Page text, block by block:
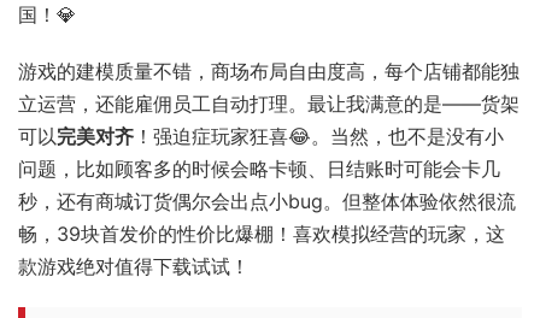
国！💎
游戏的建模质量不错，商场布局自由度高，每个店铺都能独
立运营，还能雇佣员工自动打理。最让我满意的是——货架
可以完美对齐 ！强迫症玩家狂喜😂。当然，也不是没有小
问题，比如顾客多的时候会略卡顿、日结账时可能会卡几
秒，还有商城订货偶尔会出点小bug。但整体体验依然很流
畅，39块首发价的性价比爆棚！喜欢模拟经营的玩家，这
款游戏绝对值得下载试试！